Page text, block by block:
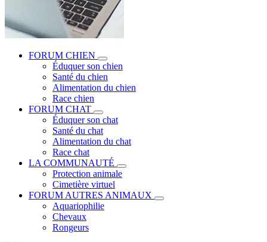
FORUM CHIEN
Éduquer son chien
Santé du chien
Alimentation du chien
Race chien
FORUM CHAT
Éduquer son chat
Santé du chat
Alimentation du chat
Race chat
LA COMMUNAUTÉ
Protection animale
Cimetière virtuel
FORUM AUTRES ANIMAUX
Aquariophilie
Chevaux
Rongeurs